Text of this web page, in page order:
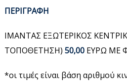
ΠΕΡΙΓΡΑΦΗ
ΙΜΑΝΤΑΣ ΕΞΩΤΕΡΙΚΟΣ
ΤΟΠΟΘΕΤΗΣΗ) 50,00 ΕΥΡΩ ΜΕ
*οι τιμές είναι βάση αριθμού